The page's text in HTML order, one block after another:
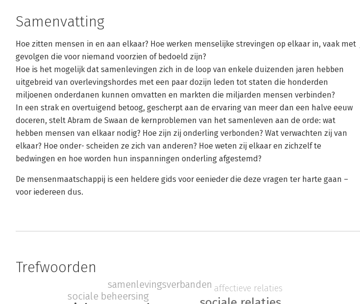
Samenvatting
Hoe zitten mensen in en aan elkaar? Hoe werken menselijke strevingen op elkaar in, vaak met
gevolgen die voor niemand voorzien of bedoeld zijn?
Hoe is het mogelijk dat samenlevingen zich in de loop van enkele duizenden jaren hebben
uitgebreid van overlevingshordes met een paar dozijn leden tot staten die honderden
miljoenen onderdanen kunnen omvatten en markten die miljarden mensen verbinden?
In een strak en overtuigend betoog, gescherpt aan de ervaring van meer dan een halve eeuw
doceren, stelt Abram de Swaan de kernproblemen van het samenleven aan de orde: wat
hebben mensen van elkaar nodig? Hoe zijn zij onderling verbonden? Wat verwachten zij van
elkaar? Hoe onder- scheiden ze zich van anderen? Hoe weten zij elkaar en zichzelf te
bedwingen en hoe worden hun inspanningen onderling afgestemd?
De mensenmaatschappij is een heldere gids voor eenieder die deze vragen ter harte gaan –
voor iedereen dus.
Trefwoorden
sociale beheersing
samenlevingsverbanden affectieve relaties